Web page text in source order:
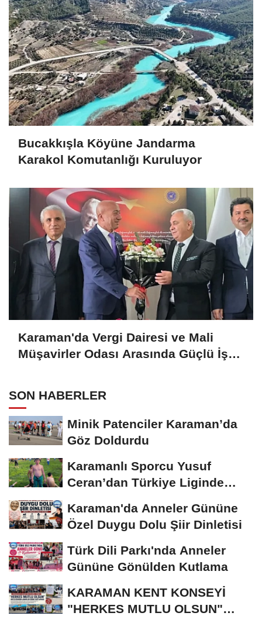
Bucakkışla Köyüne Jandarma
Karakol Komutanlığı Kuruluyor
Karaman'da Vergi Dairesi ve Mali
Müşavirler Odası Arasında Güçlü İş
SON HABERLER
Minik Patenciler Karaman’da
Göz Doldurdu
Karamanlı Sporcu Yusuf
Ceran’dan Türkiye Liginde
Karaman'da Anneler Gününe
Özel Duygu Dolu Şiir Dinletisi
Türk Dili Parkı'nda Anneler
Gününe Gönülden Kutlama
KARAMAN KENT KONSEYİ
"HERKES MUTLU OLSUN"